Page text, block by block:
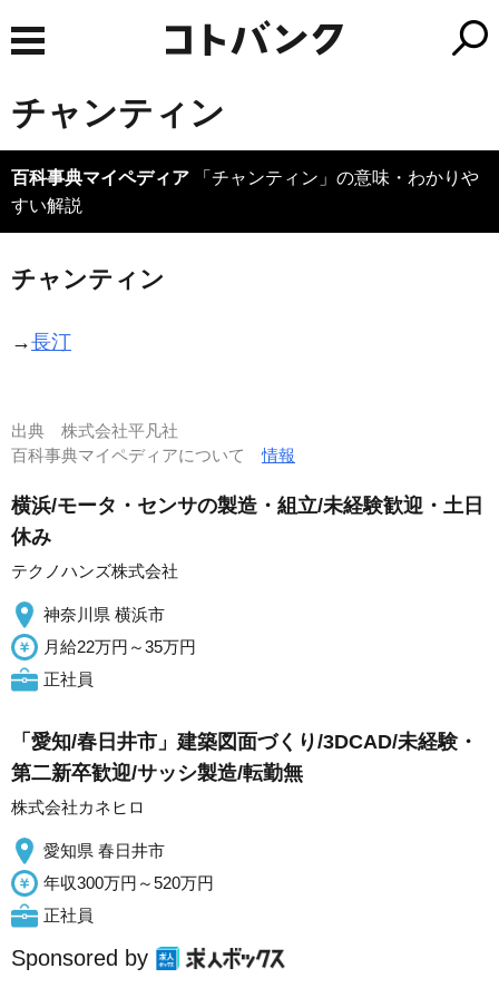
チャンティン
百科事典マイペディア 「チャンティン」の意味・わかりや
すい解説
チャンティン
→長汀
出典 株式会社平凡社
百科事典マイペディアについて情報
横浜/モータ・センサの製造・組立/未経験歓迎・土日
休み
テクノハンズ株式会社
神奈川県 横浜市
月給22万円～35万円
正社員
「愛知/春日井市」建築図面づくり/3DCAD/未経験・
第二新卒歓迎/サッシ製造/転勤無
株式会社カネヒロ
愛知県 春日井市
年収300万円～520万円
正社員
Sponsored by